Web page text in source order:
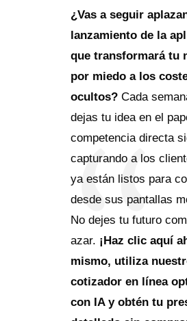
¿Vas a seguir
lanzamiento de la
que transformará tu
por miedo a los
ocultos? Cada
dejas tu idea en el
competencia directa
capturando a los
ya están listos para
desde sus pantallas
No dejes tu futuro
azar. ¡Haz clic aquí
mismo, utiliza
cotizador en línea
con IA y obtén tu